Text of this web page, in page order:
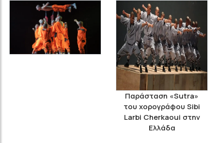
Παράσταση «Sutra»
του χορογράφου Sibi
Larbi Cherkaoui στην
Ελλάδα